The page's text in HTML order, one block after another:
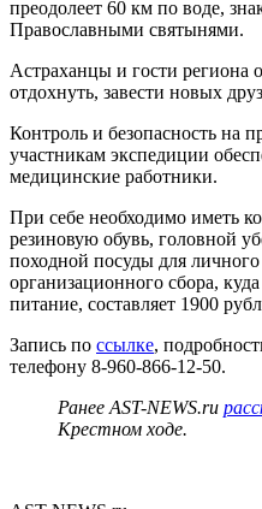
преодолеет 60 км по воде,
Православными святынями.
Астраханцы и гости региона
отдохнуть, завести новых
Контроль и безопасность на
участникам экспедиции
медицинские работники.
При себе необходимо иметь
резиновую обувь, головной
походной посуды для
организационного сбора,
питание, составляет 1900
Запись по ссылке,
телефону 8-960-866-12-50.
Ранее AST-NEWS.ru
Крестном ходе.